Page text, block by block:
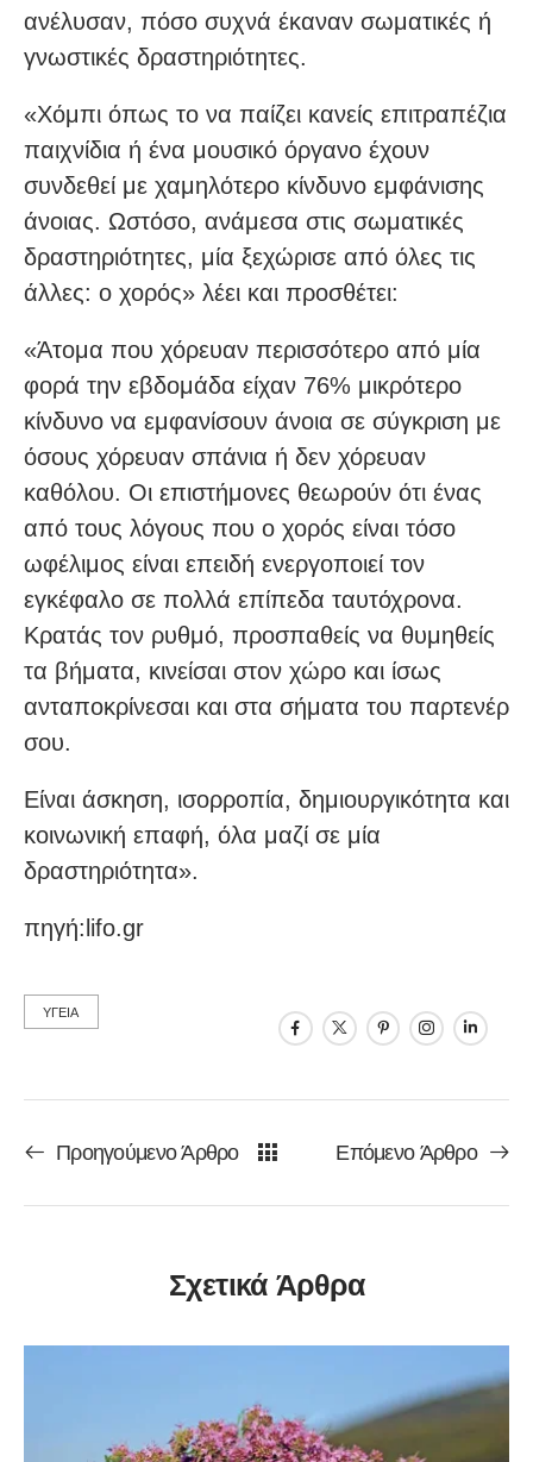
ανέλυσαν, πόσο συχνά έκαναν σωματικές ή
γνωστικές δραστηριότητες.
«Χόμπι όπως το να παίζει κανείς επιτραπέζια
παιχνίδια ή ένα μουσικό όργανο έχουν
συνδεθεί με χαμηλότερο κίνδυνο εμφάνισης
άνοιας. Ωστόσο, ανάμεσα στις σωματικές
δραστηριότητες, μία ξεχώρισε από όλες τις
άλλες: ο χορός» λέει και προσθέτει:
«Άτομα που χόρευαν περισσότερο από μία
φορά την εβδομάδα είχαν 76% μικρότερο
κίνδυνο να εμφανίσουν άνοια σε σύγκριση με
όσους χόρευαν σπάνια ή δεν χόρευαν
καθόλου. Οι επιστήμονες θεωρούν ότι ένας
από τους λόγους που ο χορός είναι τόσο
ωφέλιμος είναι επειδή ενεργοποιεί τον
εγκέφαλο σε πολλά επίπεδα ταυτόχρονα.
Κρατάς τον ρυθμό, προσπαθείς να θυμηθείς
τα βήματα, κινείσαι στον χώρο και ίσως
ανταποκρίνεσαι και στα σήματα του παρτενέρ
σου.
Είναι άσκηση, ισορροπία, δημιουργικότητα και
κοινωνική επαφή, όλα μαζί σε μία
δραστηριότητα».
πηγή:lifo.gr
ΥΓΕΙΑ
Προηγούμενο Άρθρο Επόμενο Άρθρο
Σχετικά Άρθρα